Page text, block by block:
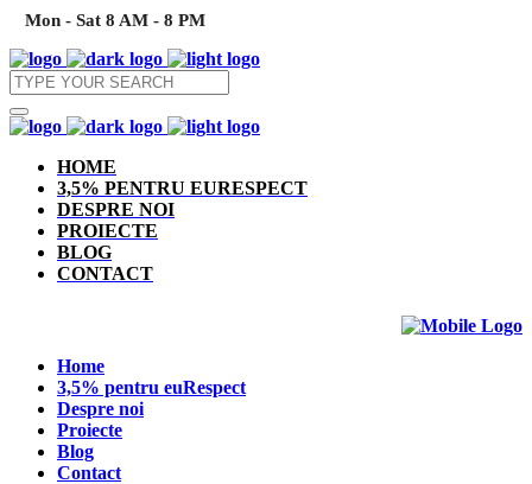
Mon - Sat 8 AM - 8 PM
HOME
3,5% PENTRU EURESPECT
DESPRE NOI
PROIECTE
BLOG
CONTACT
Home
3,5% pentru euRespect
Despre noi
Proiecte
Blog
Contact